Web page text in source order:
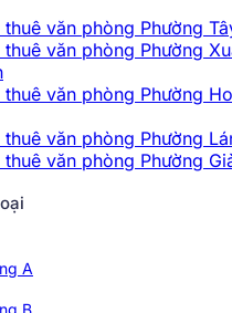
A
B
C
D
theo đường
thuê văn phòng Phường
thuê văn phòng Phường
thuê văn phòng Phường
thuê văn phòng Phường
thuê văn phòng Phường
A
B
Hồng Hà Center